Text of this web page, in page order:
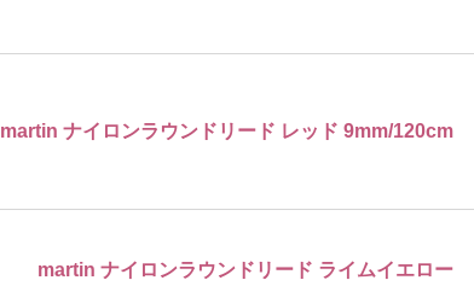
martin ナイロンラウンドリード レッド 9mm/120cm
martin ナイロンラウンドリード ライムイエロー